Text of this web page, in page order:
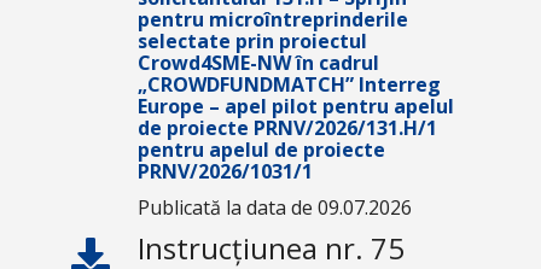
pentru microîntreprinderile
selectate prin proiectul
Crowd4SME-NW în cadrul
„CROWDFUNDMATCH” Interreg
Europe – apel pilot pentru apelul
de proiecte PRNV/2026/131.H/1
pentru apelul de proiecte
PRNV/2026/1031/1
Publicată la data de 09.07.2026
Instrucțiunea nr. 75